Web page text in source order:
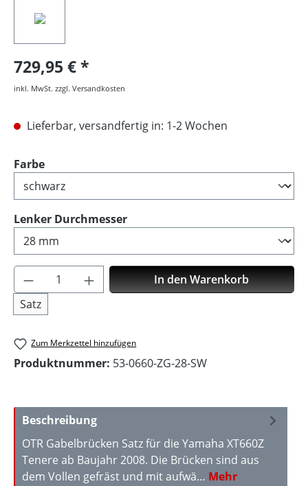
729,95 €
inkl. MwSt. zzgl. Versandkosten
Lieferbar, versandfertig in: 1-2 Wochen
Farbeauswählen
Lenker Durchmesserauswählen
Produkt Anzahl: Gib den gewünschten
Satz
In den Warenkorb
Zum Merkzettel hinzufügen
Produktnummer: 53-0660-ZG-28-SW
Beschreibung
OTR Gabelbrücken Satz für die Yamaha XT660Z
Tenere ab Baujahr 2008. Die Brücken sind aus
dem Vollen gefräst und mit aufwä… Mehr